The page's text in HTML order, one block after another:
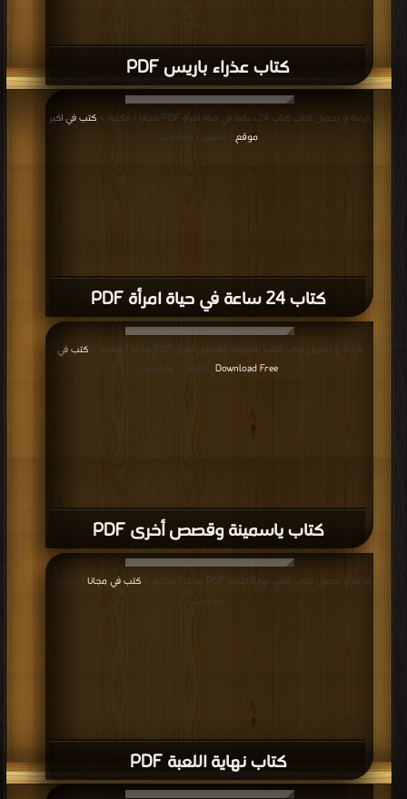
كتاب عذراء باريس PDF
كتاب 24 ساعة في حياة امرأة PDF
قراءة و تحميل كتاب كتاب 24 ساعة في حياة امرأة PDF مجانا | مكتبة >
كتب في اكبر
موقع
| التحميل : مرة/مرات
كتاب ياسمينة وقصص أخرى PDF
قراءة و تحميل كتاب كتاب ياسمينة وقصص أخرى PDF مجانا | مكتبة >
كتب في
Download Free
| التحميل : مرة/مرات
كتاب نهاية اللعبة PDF
قراءة و تحميل كتاب كتاب نهاية اللعبة PDF مجانا | مكتبة > كتب في مجانا | التحميل :
مرة/مرات